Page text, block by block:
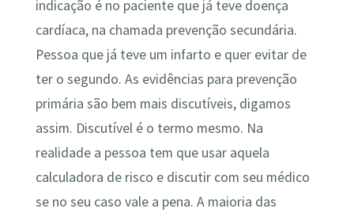
indicação é no paciente que já teve doença
cardíaca, na chamada prevenção secundária.
Pessoa que já teve um infarto e quer evitar de
ter o segundo. As evidências para prevenção
primária são bem mais discutíveis, digamos
assim. Discutível é o termo mesmo. Na
realidade a pessoa tem que usar aquela
calculadora de risco e discutir com seu médico
se no seu caso vale a pena. A maioria das